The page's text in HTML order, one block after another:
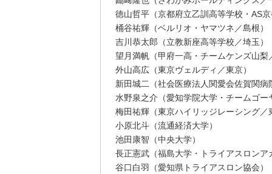
徳山哲平（京都府立乙訓高等学校・AS
桶谷祐輝（ベルリオ・ヤマツネ／島根）
吉川恭太郎（立教新座高等学校／埼玉）
望月満帆（甲府一高・チームケンズ山梨
外山高広（東京ヴェルディ／東京）
新田城二（社会医療法人関愛会佐賀関病
水野泉之介（愛知学院大学・チームゴー
梅田祐輝（東京ハイリッジレーシング／
小原北斗（流通経済大学）
池田康智（中央大学）
長正憲武（福島大学・トライアスロンア
谷口白羽（愛知県トライアスロン協会）